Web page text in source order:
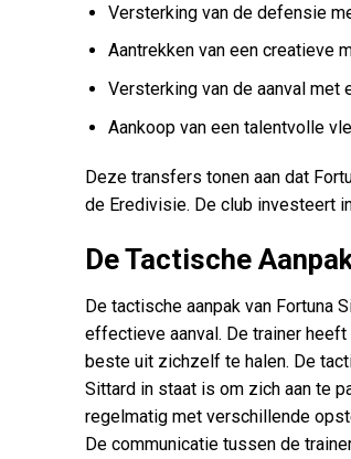
Versterking van de defensie
Aantrekken van een creatieve
Versterking van de aanval met
Aankoop van een talentvolle
Deze transfers tonen aan dat
de Eredivisie. De club investeert
De Tactische
De tactische aanpak van Fortuna
effectieve aanval. De trainer
beste uit zichzelf te halen. De
Sittard in staat is om zich aan te
regelmatig met verschillende
De communicatie tussen de